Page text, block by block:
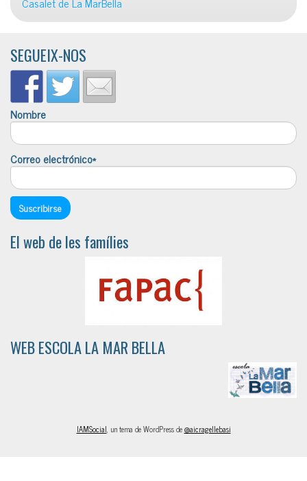
SEGUEIX-NOS
Nombre
Correo electrónico*
El web de les famílies
WEB ESCOLA LA MAR BELLA
IAMSocial, un tema de WordPress de@aicragellebasi